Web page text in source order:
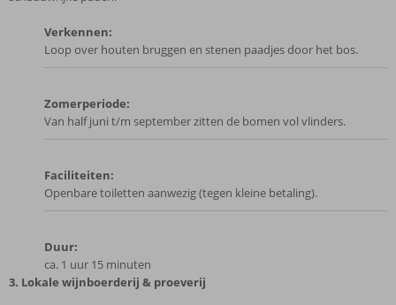
Verkennen:
Loop over houten bruggen en stenen paadjes door het bos.
Zomerperiode:
Van half juni t/m september zitten de bomen vol vlinders.
Faciliteiten:
Openbare toiletten aanwezig (tegen kleine betaling).
Duur:
ca. 1 uur 15 minuten
3. Lokale wijnboerderij & proeverij